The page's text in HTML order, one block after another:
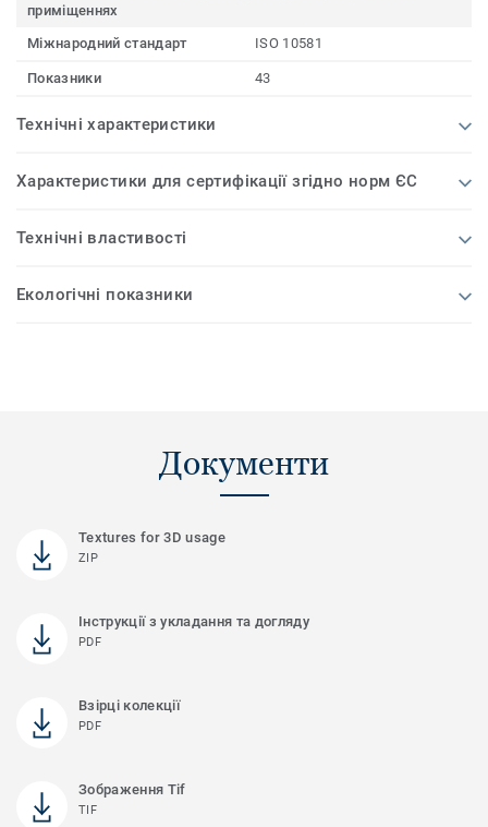
приміщеннях
Міжнародний стандарт
ISO 10581
Показники 43
Технічні характеристики
Характеристики для сертифікації згідно норм ЄС
Технічні властивості
Екологічні показники
Документи
Textures for 3D usage
ZIP
Інструкції з укладання та догляду
PDF
Взірці колекції
PDF
Зображення Tif
TIF